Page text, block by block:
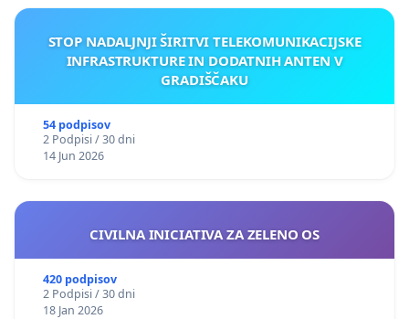
STOP NADALJNJI ŠIRITVI TELEKOMUNIKACIJSKE
INFRASTRUKTURE IN DODATNIH ANTEN V
GRADIŠČAKU
54 podpisov
2 Podpisi / 30 dni
14 Jun 2026
CIVILNA INICIATIVA ZA ZELENO OS
420 podpisov
2 Podpisi / 30 dni
18 Jan 2026